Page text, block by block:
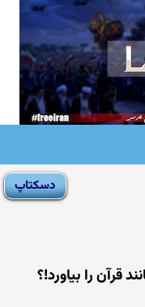
قرآن را بیاورد!؟